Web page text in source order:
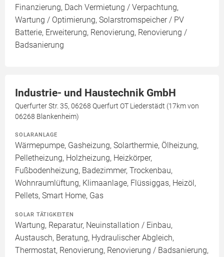
Finanzierung, Dach Vermietung / Verpachtung,
Wartung / Optimierung, Solarstromspeicher / PV
Batterie, Erweiterung, Renovierung, Renovierung /
Badsanierung
Industrie- und Haustechnik GmbH
Querfurter Str. 35, 06268 Querfurt OT Liederstädt (17km von
06268 Blankenheim)
SOLARANLAGE
Wärmepumpe, Gasheizung, Solarthermie, Ölheizung,
Pelletheizung, Holzheizung, Heizkörper,
Fußbodenheizung, Badezimmer, Trockenbau,
Wohnraumlüftung, Klimaanlage, Flüssiggas, Heizöl,
Pellets, Smart Home, Gas
SOLAR TÄTIGKEITEN
Wartung, Reparatur, Neuinstallation / Einbau,
Austausch, Beratung, Hydraulischer Abgleich,
Thermostat, Renovierung, Renovierung / Badsanierung,